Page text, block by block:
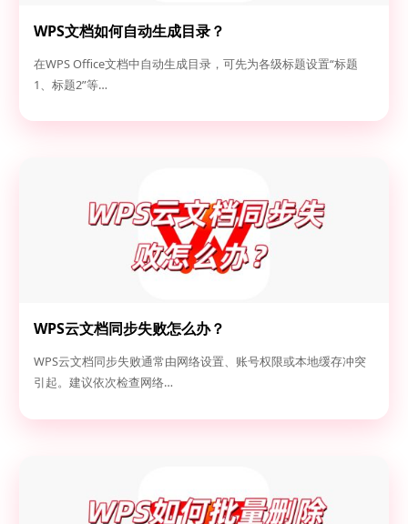
WPS文档如何自动生成目录？
在WPS Office文档中自动生成目录，可先为各级标题设置“标题
1、标题2”等…
WPS云文档同步失败怎么办？
WPS云文档同步失败通常由网络设置、账号权限或本地缓存冲突
引起。建议依次检查网络…